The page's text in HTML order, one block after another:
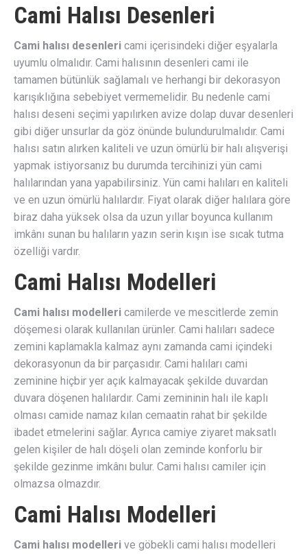
Cami Halısı Desenleri
Cami halısı desenleri cami içerisindeki diğer eşyalarla
uyumlu olmalıdır. Cami halısının desenleri cami ile
tamamen bütünlük sağlamalı ve herhangi bir dekorasyon
karışıklığına sebebiyet vermemelidir. Bu nedenle cami
halısı deseni seçimi yapılırken avize dolap duvar desenleri
gibi diğer unsurlar da göz önünde bulundurulmalıdır. Cami
halısı satın alırken kaliteli ve uzun ömürlü bir halı alışverişi
yapmak istiyorsanız bu durumda tercihinizi yün cami
halılarından yana yapabilirsiniz. Yün cami halıları en kaliteli
ve en uzun ömürlü halılardır. Fiyat olarak diğer halılara göre
biraz daha yüksek olsa da uzun yıllar boyunca kullanım
imkânı sunan bu halıların yazın serin kışın ise sıcak tutma
özelliği vardır.
Cami Halısı Modelleri
Cami halısı modelleri camilerde ve mescitlerde zemin
döşemesi olarak kullanılan ürünler. Cami halıları sadece
zemini kaplamakla kalmaz aynı zamanda cami içindeki
dekorasyonun da bir parçasıdır. Cami halıları cami
zeminine hiçbir yer açık kalmayacak şekilde duvardan
duvara döşenen halılardır. Cami zemininin halı ile kaplı
olması camide namaz kılan cemaatin rahat bir şekilde
ibadet etmelerini sağlar. Ayrıca camiye ziyaret maksatlı
gelen kişiler de halı döşeli olan zeminde konforlu bir
şekilde gezinme imkânı bulur. Cami halısı camiler için
olmazsa olmazdır.
Cami Halısı Modelleri
Cami halısı modelleri ve göbekli cami halısı modelleri